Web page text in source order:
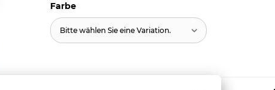
Farbe
Bitte wählen Sie eine Variation.